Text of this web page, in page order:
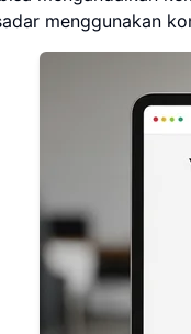
menggunakan